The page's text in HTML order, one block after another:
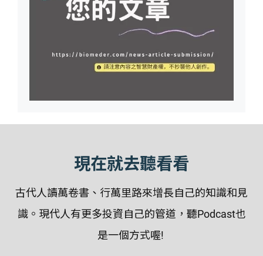
現在就去聽看看
古代人讀萬卷書、行萬里路來增長自己的知識和見
識。現代人有更多投資自己的管道，聽Podcast也
是一個方式喔!